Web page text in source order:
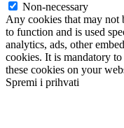
Non-necessary
Any cookies that may not
to function and is used
analytics, ads, other
cookies. It is mandatory
these cookies on your
Spremi i prihvati